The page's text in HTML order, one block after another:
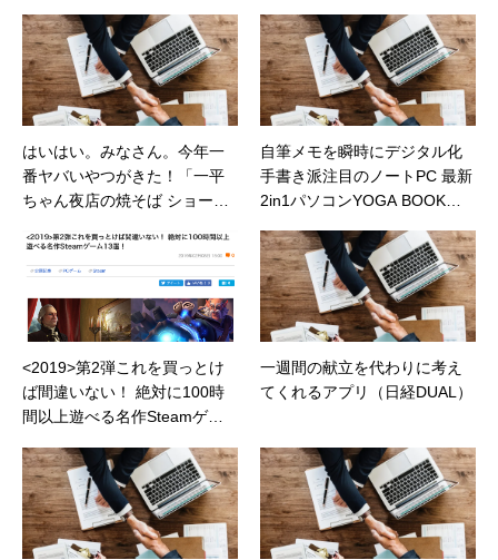
ト）
はいはい。みなさん。今年一
番ヤバいやつがきた！「一平
ちゃん夜店の焼そば ショート
カクコムマガジン）
自筆メモを瞬時にデジタル化
手書き派注目のノートPC 最新
2in1パソコンYOGA BOOKを
<2019>第2弾これを買っとけ
ば間違いない！ 絶対に100時
間以上遊べる名作Steamゲー
一週間の献立を代わりに考え
てくれるアプリ（日経DUAL）